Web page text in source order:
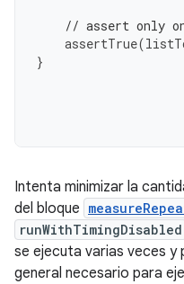
// assert only
assertTrue(
}
Intenta minimizar la
del bloque
runWithTimingDisabled
se ejecuta varias veces
general necesario para